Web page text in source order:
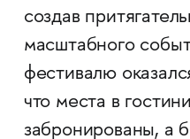
создав
масштабного
фестивалю
что места в
забронированы, а